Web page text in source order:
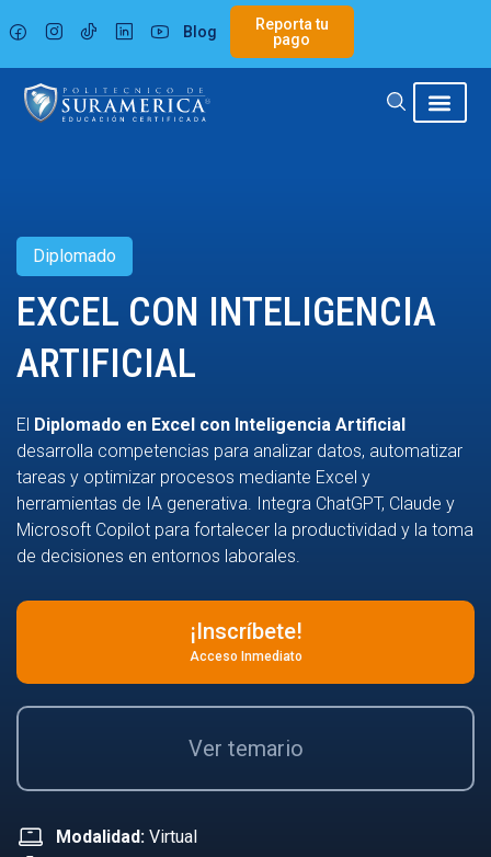
al
contenido
Blog
Reporta tu
pago
Diplomado
EXCEL CON INTELIGENCIA
ARTIFICIAL
El Diplomado en Excel con Inteligencia Artificial
desarrolla competencias para analizar datos, automatizar
tareas y optimizar procesos mediante Excel y
herramientas de IA generativa. Integra ChatGPT, Claude y
Microsoft Copilot para fortalecer la productividad y la toma
de decisiones en entornos laborales.
¡Inscríbete!
Acceso Inmediato
Ver temario
Modalidad: Virtual